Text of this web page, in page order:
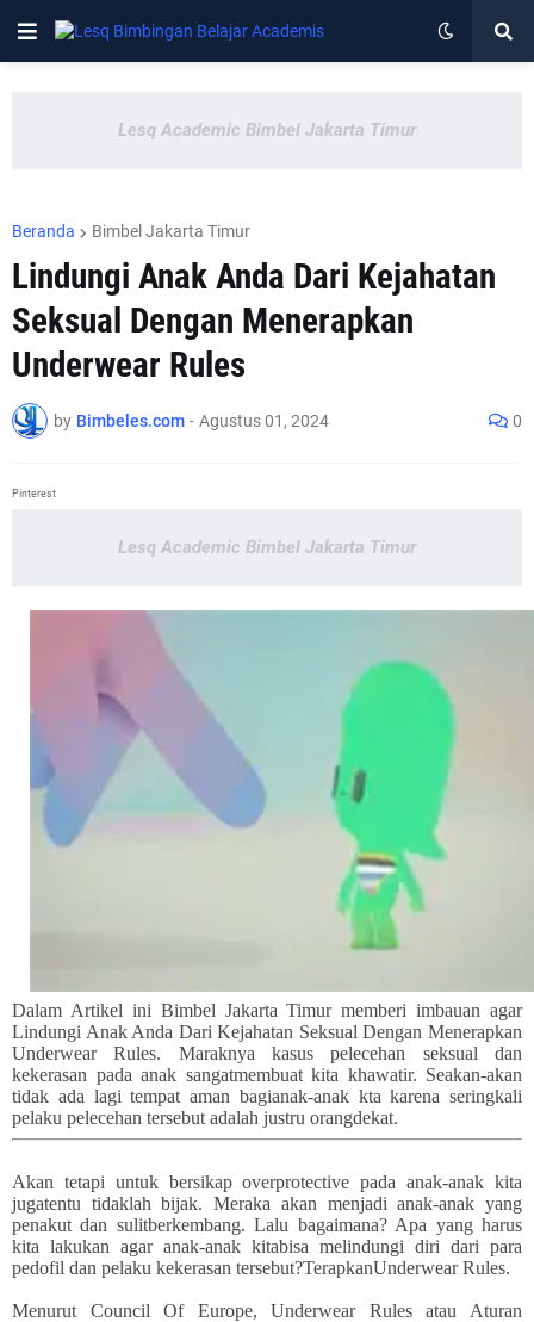
Lesq Academic Bimbel Jakarta Timur
Beranda Bimbel Jakarta Timur
Lindungi Anak Anda Dari Kejahatan
Seksual Dengan Menerapkan
Underwear Rules
by Bimbeles.com - Agustus 01, 2024 0
Pinterest
Lesq Academic Bimbel Jakarta Timur
Dalam Artikel ini Bimbel Jakarta Timur memberi imbauan agar
Lindungi Anak Anda Dari Kejahatan Seksual Dengan Menerapkan
Underwear Rules. Maraknya kasus pelecehan seksual dan
kekerasan pada anak sangatmembuat kita khawatir. Seakan-akan
tidak ada lagi tempat aman bagianak-anak kta karena seringkali
pelaku pelecehan tersebut adalah justru orangdekat.
Akan tetapi untuk bersikap overprotective pada anak-anak kita
jugatentu tidaklah bijak. Meraka akan menjadi anak-anak yang
penakut dan sulitberkembang. Lalu bagaimana? Apa yang harus
kita lakukan agar anak-anak kitabisa melindungi diri dari para
pedofil dan pelaku kekerasan tersebut?TerapkanUnderwear Rules.
Menurut Council Of Europe, Underwear Rules atau Aturan